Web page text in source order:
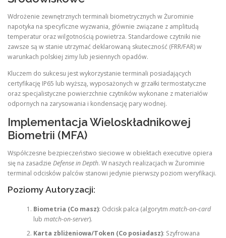
Wdrożenie zewnętrznych terminali biometrycznych w Żurominie
napotyka na specyficzne wyzwania, głównie związane z amplitudą
temperatur oraz wilgotnością powietrza. Standardowe czytniki nie
zawsze są w stanie utrzymać deklarowaną skuteczność (FRR/FAR) w
warunkach polskiej zimy lub jesiennych opadów.
Kluczem do sukcesu jest wykorzystanie terminali posiadających
certyfikację IP65 lub wyższą, wyposażonych w grzałki termostatyczne
oraz specjalistyczne powierzchnie czytników wykonane z materiałów
odpornych na zarysowania i kondensację pary wodnej.
Implementacja Wieloskładnikowej
Biometrii (MFA)
Współczesne bezpieczeństwo sieciowe w obiektach executive opiera
się na zasadzie Defense in Depth. W naszych realizacjach w Żurominie
terminal odcisków palców stanowi jedynie pierwszy poziom weryfikacji.
Poziomy Autoryzacji:
Biometria (Co masz): Odcisk palca (algorytm match-on-card
lub match-on-server).
Karta zbliżeniowa/Token (Co posiadasz): Szyfrowana